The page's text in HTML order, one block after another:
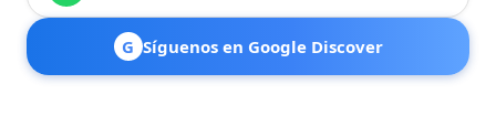
G Síguenos en Google Discover